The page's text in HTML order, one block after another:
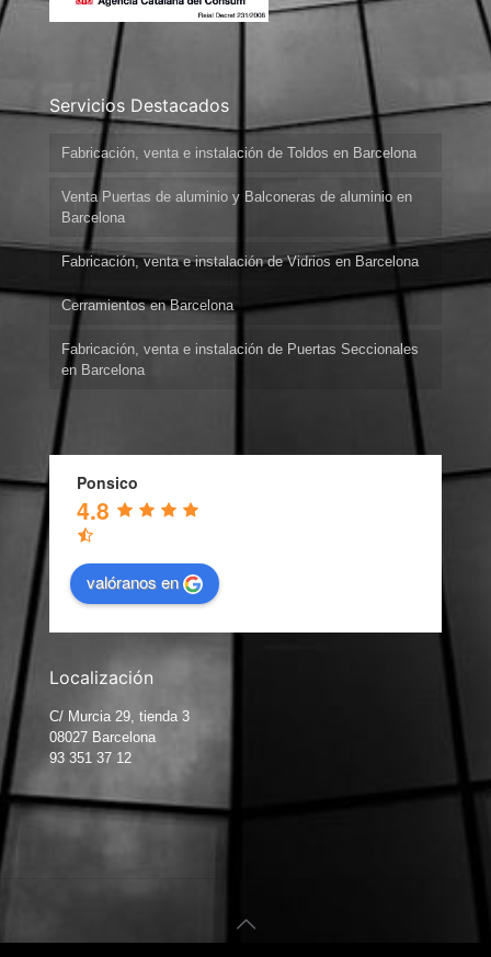
Servicios Destacados
Fabricación, venta e instalación de Toldos en Barcelona
Venta Puertas de aluminio y Balconeras de aluminio en
Barcelona
Fabricación, venta e instalación de Vidrios en Barcelona
Cerramientos en Barcelona
Fabricación, venta e instalación de Puertas Seccionales
en Barcelona
Ponsico
4.8
valóranos en
Localización
C/ Murcia 29, tienda 3
08027 Barcelona
93 351 37 12